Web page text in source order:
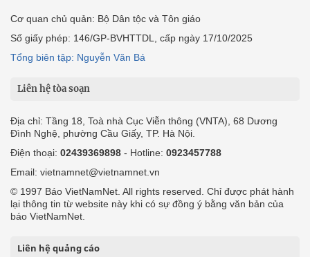
Cơ quan chủ quản: Bộ Dân tộc và Tôn giáo
Số giấy phép: 146/GP-BVHTTDL, cấp ngày 17/10/2025
Tổng biên tập: Nguyễn Văn Bá
Liên hệ tòa soạn
Địa chỉ: Tầng 18, Toà nhà Cục Viễn thông (VNTA), 68 Dương
Đình Nghệ, phường Cầu Giấy, TP. Hà Nội.
Điện thoại: 02439369898 - Hotline: 0923457788
Email: vietnamnet@vietnamnet.vn
© 1997 Báo VietNamNet. All rights reserved. Chỉ được phát hành
lại thông tin từ website này khi có sự đồng ý bằng văn bản của
báo VietNamNet.
Liên hệ quảng cáo